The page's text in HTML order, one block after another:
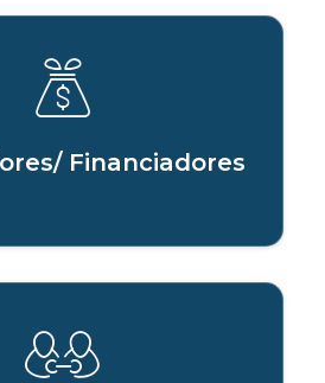
Financiadores